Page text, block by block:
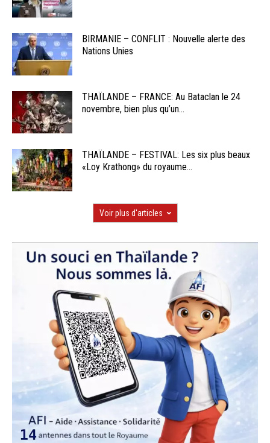
BIRMANIE – CONFLIT : Nouvelle alerte des
Nations Unies
THAÏLANDE – FRANCE: Au Bataclan le 24
novembre, bien plus qu’un...
THAÏLANDE – FESTIVAL: Les six plus beaux
«Loy Krathong» du royaume...
Voir plus d'articles